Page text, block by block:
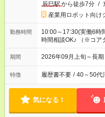
辰巳駅から徒歩7分 /
産業用ロボット向け
勤務時間
10:00～17:30(実働6
時間相談OK♪ （※コア
期間 2026年09月上旬～長
特徴 履歴書不要 / 40～50代
気になる！